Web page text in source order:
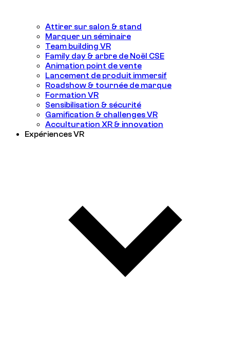
Attirer sur salon & stand
Marquer un séminaire
Team building VR
Family day & arbre de Noël CSE
Animation point de vente
Lancement de produit immersif
Roadshow & tournée de marque
Formation VR
Sensibilisation & sécurité
Gamification & challenges VR
Acculturation XR & innovation
Expériences VR